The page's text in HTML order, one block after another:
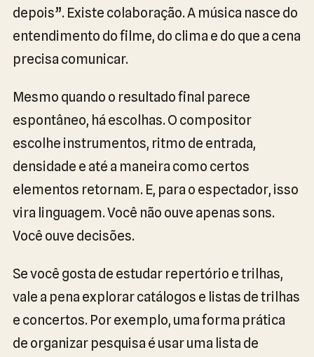
depois”. Existe colaboração. A música nasce do
entendimento do filme, do clima e do que a cena
precisa comunicar.
Mesmo quando o resultado final parece
espontâneo, há escolhas. O compositor
escolhe instrumentos, ritmo de entrada,
densidade e até a maneira como certos
elementos retornam. E, para o espectador, isso
vira linguagem. Você não ouve apenas sons.
Você ouve decisões.
Se você gosta de estudar repertório e trilhas,
vale a pena explorar catálogos e listas de trilhas
e concertos. Por exemplo, uma forma prática
de organizar pesquisa é usar uma lista de